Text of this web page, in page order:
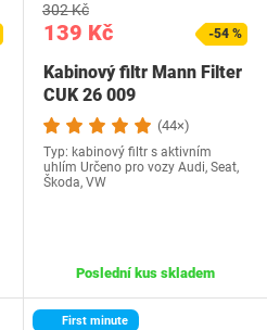
139 Kč
302 Kč
-54 %
Kabinový filtr Mann Filter
CUK 26 009
(44×)
Typ: kabinový filtr s aktivním
uhlím Určeno pro vozy Audi, Seat,
Škoda, VW
Poslední kus skladem
First minute